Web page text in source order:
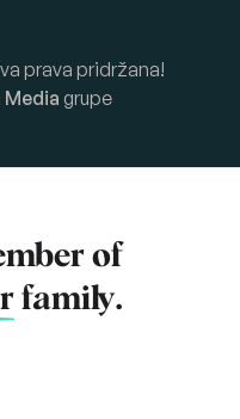
prava pridržana!
Media grupe
of
family.